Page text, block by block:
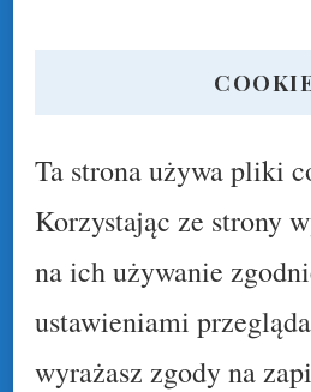
Ta strona używa pliki
Korzystając ze strony
na ich używanie
ustawieniami
wyrażasz zgody na